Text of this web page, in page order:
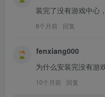
装完了没有游戏中心
8个月前 回复
fenxiang000
为什么安装完没有游
10个月前 回复